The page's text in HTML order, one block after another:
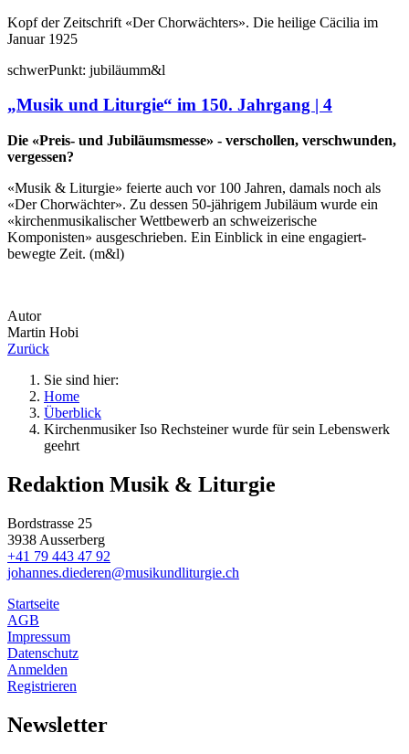
Kopf der Zeitschrift «Der Chorwächters». Die heilige Cäcilia im
Januar 1925
schwerPunkt: jubiläumm&l
„Musik und Liturgie“ im 150. Jahrgang | 4
Die «Preis- und Jubiläumsmesse» - verschollen, verschwunden,
vergessen?
«Musik & Liturgie» feierte auch vor 100 Jahren, damals noch als
«Der Chorwächter». Zu dessen 50-jährigem Jubiläum wurde ein
«kirchenmusikalischer Wettbewerb an schweizerische
Komponisten» ausgeschrieben. Ein Einblick in eine engagiert-
bewegte Zeit. (m&l)
Autor
Martin Hobi
Zurück
Sie sind hier:
Home
Überblick
Kirchenmusiker Iso Rechsteiner wurde für sein Lebenswerk
geehrt
Redaktion Musik & Liturgie
Bordstrasse 25
3938 Ausserberg
+41 79 443 47 92
johannes.diederen@musikundliturgie.ch
Startseite
AGB
Impressum
Datenschutz
Anmelden
Registrieren
Newsletter